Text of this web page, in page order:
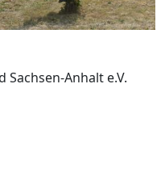
Sachsen-Anhalt e.V.